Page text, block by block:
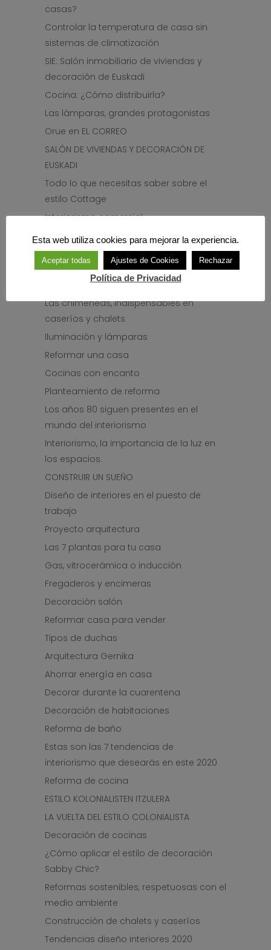
casas?
Controlar la temperatura de casa sin
sistemas de climatización
SIE: Salón inmobiliario de viviendas y
decoración de Euskadi
Cocina: ¿Cómo distribuirla?
Las lámparas, grandes protagonistas
Orue en EL CORREO
SALÓN DE VIVIENDAS Y DECORACIÓN DE
EUSKADI
Todo lo que necesitas saber sobre el
estilo Cottage
Interiorismo comercial
Tipos de pintura para cambiar tu casa
de manera sostenible
Teletrabajo: ¿Cómo organizo mi zona de
trabajo en casa?
Las chimeneas, indispensables en
caseríos y chalets
Iluminación y lámparas
Reformar una casa
Cocinas con encanto
Planteamiento de reforma
Los años 80 siguen presentes en el
mundo del interiorismo
Interiorismo, la importancia de la luz en
los espacios.
CONSTRUIR UN SUEÑO
Diseño de interiores en el puesto de
trabajo
Proyecto arquitectura
Las 7 plantas para tu casa
Gas, vitrocerámica o inducción
Fregaderos y encimeras
Decoración salón
Reformar casa para vender
Tipos de duchas
Arquitectura Gernika
Ahorrar energía en casa
Decorar durante la cuarentena
Decoración de habitaciones
Reforma de baño
Estas son las 7 tendencias de
interiorismo que desearás en este 2020
Reforma de cocina
ESTILO KOLONIALISTEN ITZULERA
LA VUELTA DEL ESTILO COLONIALISTA
Decoración de cocinas
¿Cómo aplicar el estilo de decoración
Sabby Chic?
Reformas sostenibles, respetuosas con el
medio ambiente
Construcción de chalets y caseríos
Tendencias diseño interiores 2020
Esta web utiliza cookies para mejorar la experiencia.
Aceptar todas Ajustes de Cookies Rechazar
Política de Privacidad